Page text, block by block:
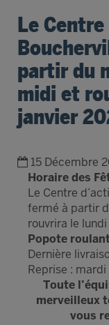
Le
partir du
midi et
janvier
15 Décembre
Horaire des
Le Centre
fermé à partir
rouvrira le
Popote
Dernière
Reprise :
Toute
merveilleux
vous